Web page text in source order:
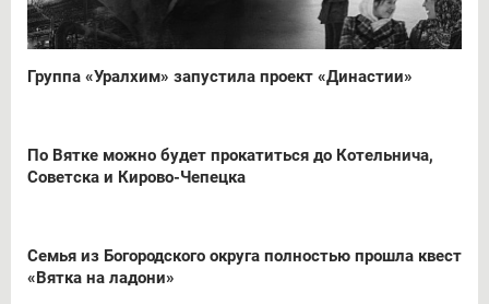
Группа «Уралхим» запустила проект «Династии»
По Вятке можно будет прокатиться до Котельнича,
Советска и Кирово-Чепецка
Семья из Богородского округа полностью прошла квест
«Вятка на ладони»